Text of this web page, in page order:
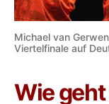
Michael van
Viertelfinale auf
Wie